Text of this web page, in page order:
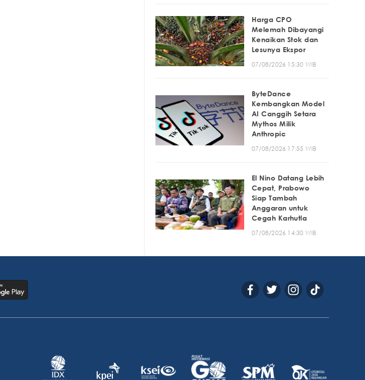
Harga CPO
Melemah Dibayangi
Kenaikan Stok dan
Lesunya Ekspor
07/08/2026 15:30 WIB
ByteDance
Kembangkan Model
AI Canggih Setara
Mythos Milik
Anthropic
07/08/2026 17:55 WIB
El Nino Datang Lebih
Cepat, Prabowo
Siap Tambah
Anggaran untuk
Cegah Karhutla
07/08/2026 14:30 WIB